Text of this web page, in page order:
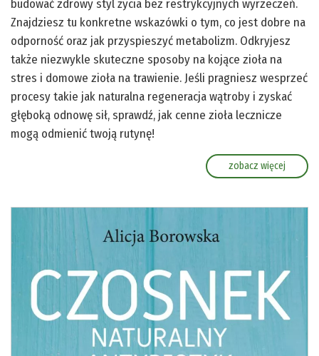
budować zdrowy styl życia bez restrykcyjnych wyrzeczeń.
Znajdziesz tu konkretne wskazówki o tym, co jest dobre na
odporność oraz jak przyspieszyć metabolizm. Odkryjesz
także niezwykle skuteczne sposoby na kojące zioła na
stres i domowe zioła na trawienie. Jeśli pragniesz wesprzeć
procesy takie jak naturalna regeneracja wątroby i zyskać
głęboką odnowę sił, sprawdź, jak cenne zioła lecznicze
mogą odmienić twoją rutynę!
zobacz więcej